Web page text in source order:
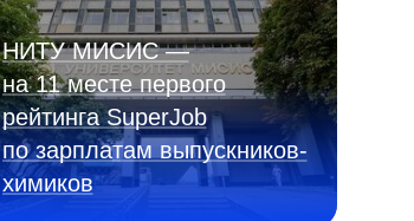
НИТУ МИСИС —
на 11 месте первого
рейтинга SuperJob
по зарплатам выпускников-
химиков